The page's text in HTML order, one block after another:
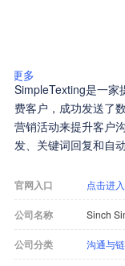
更多
SimpleTexting是一家
费客户，成功发送了
营销活动来提升客户
发、关键词回复和自
官网入口 点击进入
公司名称 Sinch
公司分类 沟通与